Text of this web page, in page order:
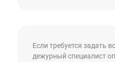
Если требуется задать
дежурный специалист